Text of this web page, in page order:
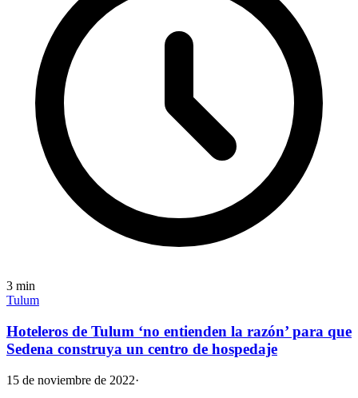
3 min
Tulum
Hoteleros de Tulum ‘no entienden la razón’ para que
Sedena construya un centro de hospedaje
15 de noviembre de 2022·